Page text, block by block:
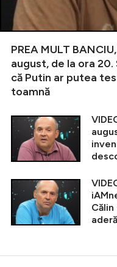
PREA MULT
august, de la ora
că Putin ar putea
toamnă